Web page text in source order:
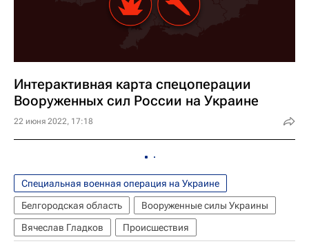
Интерактивная карта спецоперации
Вооруженных сил России на Украине
22 июня 2022, 17:18
Специальная военная операция на Украине
Белгородская область
Вооруженные силы Украины
Вячеслав Гладков
Происшествия